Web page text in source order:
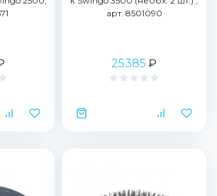
арт. 8501090
25385 ₽